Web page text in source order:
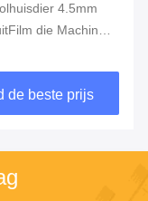
4.5mm
die Machine
de beste prijs